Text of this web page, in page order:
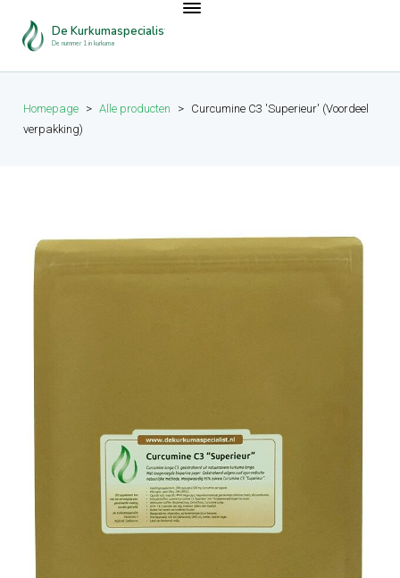
De Kurkumaspecialist
De nummer 1 in kurkuma
Homepage > Alle producten > Curcumine C3 'Superieur' (Voordeel
verpakking)